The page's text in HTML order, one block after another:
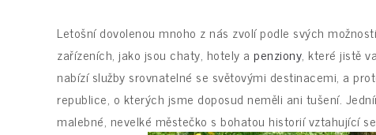
Letošní dovolenou mnoho z nás zvolí podle svých
zařízeních, jako jsou chaty, hotely a penziony, které jistě
nabízí služby srovnatelné se světovými destinacemi, a
republice, o kterých jsme doposud neměli ani tušení.
malebné, nevelké městečko s bohatou historií vztahující